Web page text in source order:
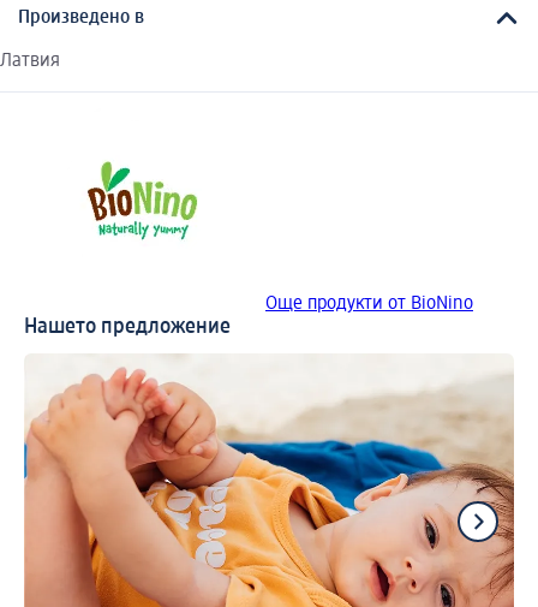
Произведено в
Латвия
Още продукти от BioNino
Нашето предложение